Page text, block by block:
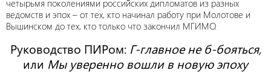
четырьмя поколениями российских дипломатов из разных
ведомств и эпох – от тех, кто начинал работу при Молотове и
Вышинском до тех, кто только что закончил МГИМО.
Руководство ПИРом: Г-главное не б-бояться,
или Мы уверенно вошли в новую эпоху